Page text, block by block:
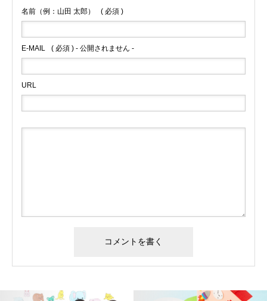
名前（例：山田 太郎） ( 必須 )
E-MAIL ( 必須 ) - 公開されません -
URL